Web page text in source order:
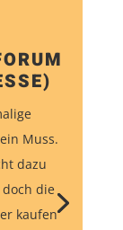
Muss.
dazu
die
kaufen